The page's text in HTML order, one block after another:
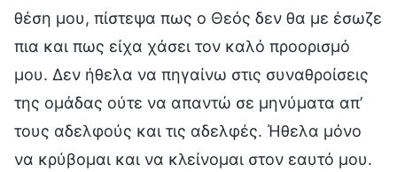
θέση μου, πίστεψα πως ο Θεός δεν θα με έσωζε
πια και πως είχα χάσει τον καλό προορισμό
μου. Δεν ήθελα να πηγαίνω στις συναθροίσεις
της ομάδας ούτε να απαντώ σε μηνύματα απ’
τους αδελφούς και τις αδελφές. Ήθελα μόνο
να κρύβομαι και να κλείνομαι στον εαυτό μου.